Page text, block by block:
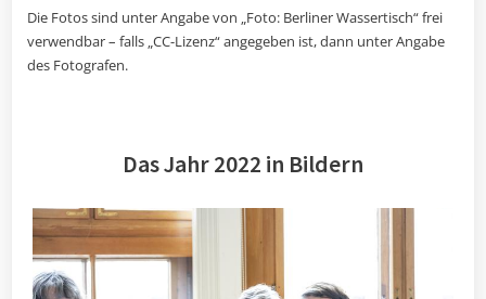
Die Fotos sind unter Angabe von „Foto: Berliner Wassertisch“ frei
verwendbar – falls „CC-Lizenz“ angegeben ist, dann unter Angabe
des Fotografen.
Das Jahr 2022 in Bildern